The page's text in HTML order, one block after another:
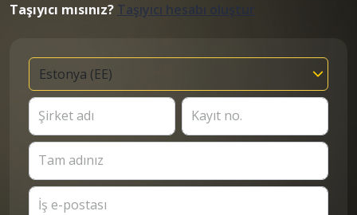
Taşıyıcı mısınız? Taşıyıcı hesabı oluştur
Şirket adı Kayıt no.
Tam adınız
İş e-postası